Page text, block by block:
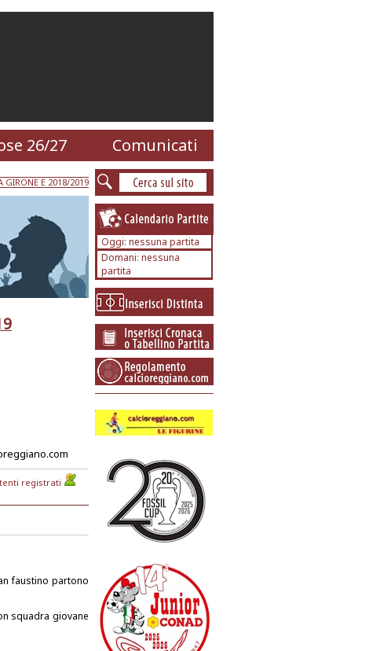
26/27 Comunicati
GIRONE E 2018/2019
registrati
faustino partono
squadra giovane
Oggi: nessuna partita
Domani: nessuna
partita